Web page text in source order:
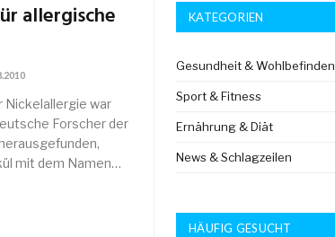
allergische
Nickelallergie war
Forscher der
mit dem Namen…
KATEGORIEN
Gesundheit & Wohlbefinden
Sport & Fitness
Ernährung & Diät
News & Schlagzeilen
HÄUFIG GESUCHT